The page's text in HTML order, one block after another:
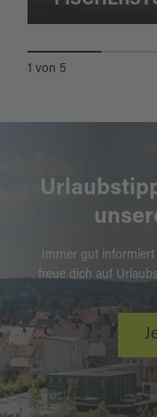
1 von 5
Immer gut
freue dich auf